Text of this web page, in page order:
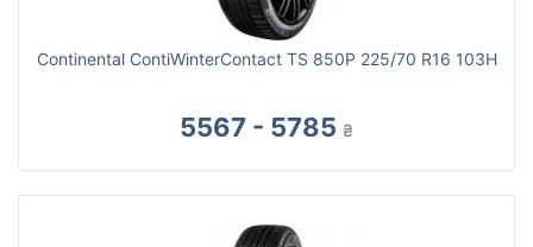
Continental ContiWinterContact TS 850P 225/70 R16 103H
5567 - 5785 ₴